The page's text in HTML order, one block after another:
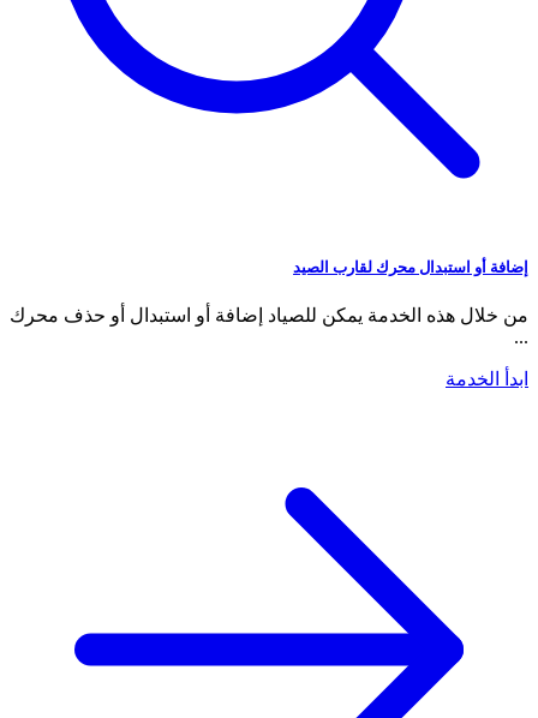
إضافة أو استبدال محرك لقارب الصيد
من خلال هذه الخدمة يمكن للصياد إضافة أو استبدال أو حذف محرك
...
ابدأ الخدمة